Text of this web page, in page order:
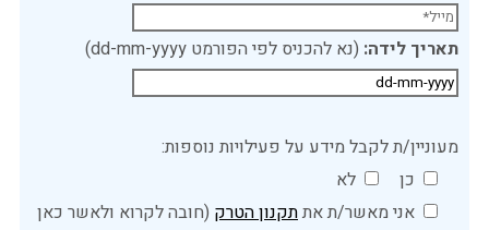
תאריך לידה: (נא להכניס לפי הפורמט dd-mm-yyyy)
מעוניין/ת לקבל מידע על פעילויות נוספות:
כן
לא
אני מאשר/ת אתתקנון הטרק (חובה לקרוא ולאשר כאן